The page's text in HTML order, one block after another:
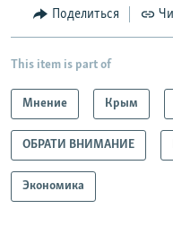
Поделиться
This item is part of
Мнение Крым
ОБРАТИ ВНИМАНИЕ
Экономика